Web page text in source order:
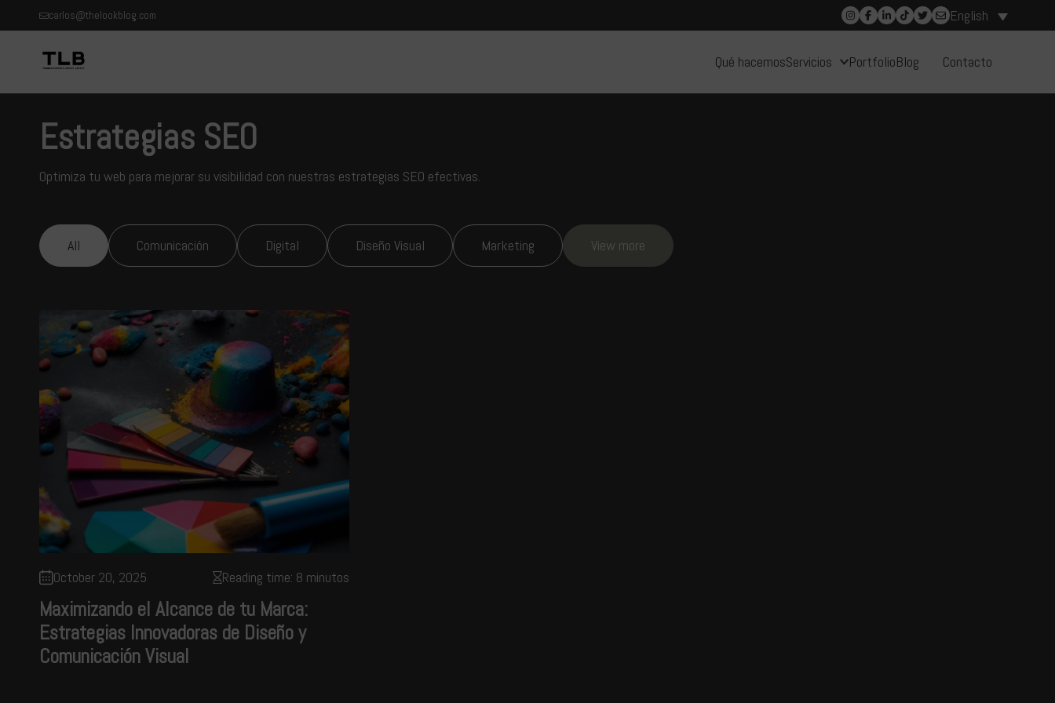
carlos@thelookblog.com English
Qué hacemosServicios PortfolioBlog Contacto
Estrategias SEO
Optimiza tu web para mejorar su visibilidad con nuestras estrategias SEO efectivas.
All Comunicación Digital Diseño Visual Marketing View more
October 20, 2025 Reading time: 8 minutos
Maximizando el Alcance de tu Marca:
Estrategias Innovadoras de Diseño y
Comunicación Visual